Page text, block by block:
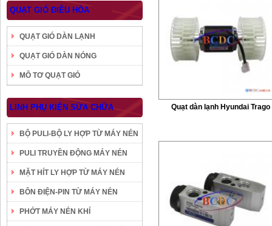
QUẠT GIÓ ĐIỀU HÒA
QUẠT GIÓ DÀN LẠNH
QUẠT GIÓ DÀN NÓNG
MÔ TƠ QUẠT GIÓ
LINH PHỤ KIỆN SỬA CHỮA
BỘ PULI-BỘ LY HỢP TỪ MÁY NÉN
PULI TRUYỀN ĐỘNG MÁY NÉN
MẶT HÍT LY HỢP TỪ MÁY NÉN
BÔN ĐIỆN-PIN TỪ MÁY NÉN
PHỚT MÁY NÉN KHÍ
Quạt dàn lạnh Hyundai Trago